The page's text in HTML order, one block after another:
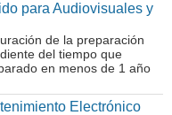
para Audiovisuales y
de la preparación
del tiempo que
en menos de 1 año
Electrónico